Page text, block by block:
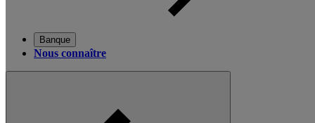
Banque
Nous connaître